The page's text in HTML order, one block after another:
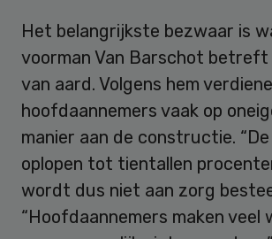
Het belangrijkste bezwaar is
voorman Van Barschot betreft
van aard. Volgens hem
hoofdaannemers vaak op
manier aan de constructie.
oplopen tot tientallen
wordt dus niet aan zorg
“Hoofdaannemers maken veel